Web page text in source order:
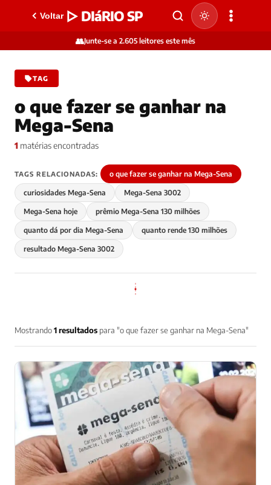
Voltar ▷ DIáRIO SP
👥Junte-se a 2.605 leitores este mês
TAG
o que fazer se ganhar na
Mega-Sena
1 matérias encontradas
TAGS RELACIONADAS: o que fazer se ganhar na Mega-Sena
curiosidades Mega-Sena Mega-Sena 3002
Mega-Sena hoje prêmio Mega-Sena 130 milhões
quanto dá por dia Mega-Sena quanto rende 130 milhões
resultado Mega-Sena 3002
Mostrando1 resultados para "o que fazer se ganhar na Mega-Sena"